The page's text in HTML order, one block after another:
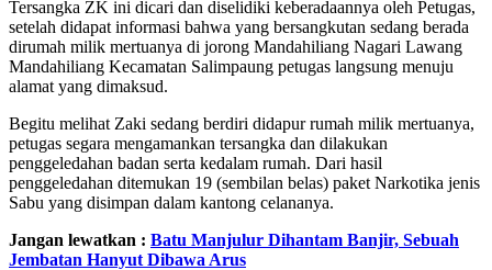
Tersangka ZK ini dicari dan diselidiki keberadaannya oleh Petugas,
setelah didapat informasi bahwa yang bersangkutan sedang berada
dirumah milik mertuanya di jorong Mandahiliang Nagari Lawang
Mandahiliang Kecamatan Salimpaung petugas langsung menuju
alamat yang dimaksud.
Begitu melihat Zaki sedang berdiri didapur rumah milik mertuanya,
petugas segara mengamankan tersangka dan dilakukan
penggeledahan badan serta kedalam rumah. Dari hasil
penggeledahan ditemukan 19 (sembilan belas) paket Narkotika jenis
Sabu yang disimpan dalam kantong celananya.
Jangan lewatkan : Batu Manjulur Dihantam Banjir, Sebuah
Jembatan Hanyut Dibawa Arus